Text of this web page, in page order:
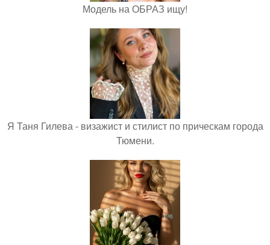
Модель на ОБРАЗ ищу!
Я Таня Гилева - визажист и стилист по прическам города
Тюмени.